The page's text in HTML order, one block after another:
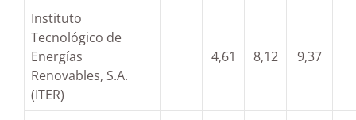
Instituto
Tecnológico de
Energías
Renovables, S.A.
(ITER)
4,61 8,12 9,37